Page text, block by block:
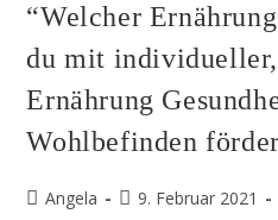
“Welcher
du mit
Ernährung
Wohlbefinden
Beitrags-
Angela
Beitrag
9. Februar 2021